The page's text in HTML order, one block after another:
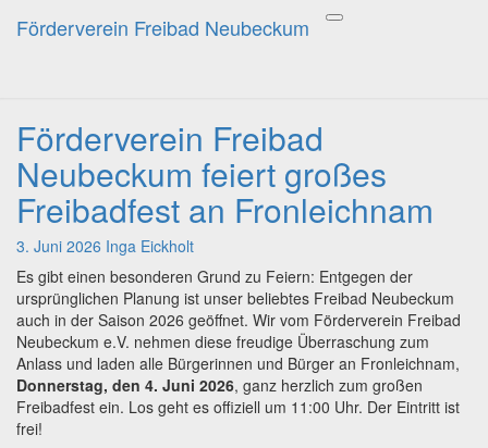
Toggle
Förderverein Freibad Neubeckum
Förderverein Freibad
Förderverein
Freibad
Neubeckum
feiert
großes
Freibadfest
Fronleichnam
Förderverein Freibad
Neubeckum feiert großes
Freibadfest an Fronleichnam
3. Juni 2026 Inga Eickholt
Es gibt einen besonderen Grund zu Feiern: Entgegen der
ursprünglichen Planung ist unser beliebtes Freibad Neubeckum
auch in der Saison 2026 geöffnet. Wir vom Förderverein Freibad
Neubeckum e.V. nehmen diese freudige Überraschung zum
Anlass und laden alle Bürgerinnen und Bürger an Fronleichnam,
Donnerstag, den 4. Juni 2026, ganz herzlich zum großen
Freibadfest ein. Los geht es offiziell um 11:00 Uhr. Der Eintritt ist
frei!